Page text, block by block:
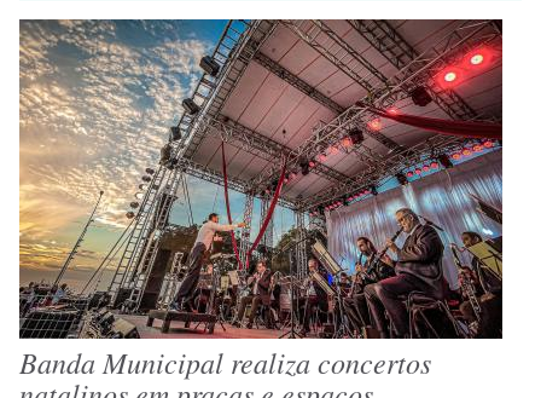
Banda Municipal realiza concertos